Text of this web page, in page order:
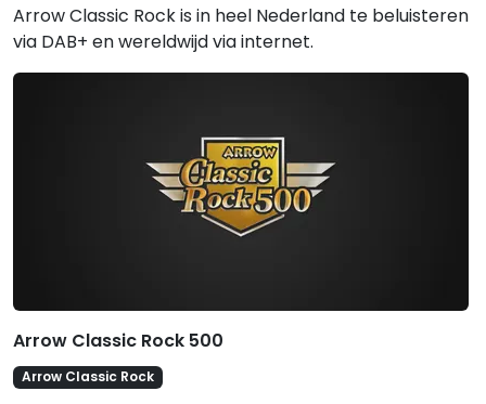
Arrow Classic Rock is in heel Nederland te beluisteren
via DAB+ en wereldwijd via internet.
Gerelateerde hitlijsten
Arrow Classic Rock 500
Arrow Classic Rock